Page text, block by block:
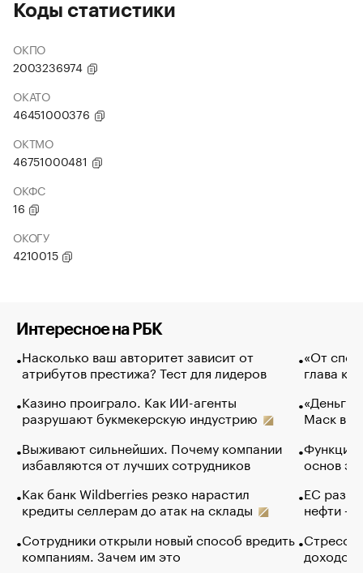
Коды статистики
ОКПО
2003236974
ОКАТО
46451000376
ОКТМО
46751000481
ОКФС
16
ОКОГУ
4210015
Интересное на РБК
Насколько ваш авторитет зависит от
атрибутов престижа? Тест для лидеров
Казино проиграло. Как ИИ-агенты
разрушают букмекерскую индустрию
Выживают сильнейших. Почему компании
избавляются от лучших сотрудников
Как банк Wildberries резко нарастил
кредиты селлерам до атак на склады
Сотрудники открыли новый способ вредить
компаниям. Зачем им это
«От
глава
«Деньги
Маск в
Функции
основ
ЕС
нефти —
Стресс
доходов